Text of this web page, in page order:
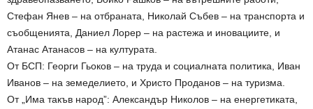
Стефан Янев – на отбраната, Николай Събев – на транспорта и
съобщенията, Даниел Лорер – на растежа и иновациите, и
Атанас Атанасов – на културата.
От БСП: Георги Гьоков – на труда и социалната политика, Иван
Иванов – на земеделието, и Христо Проданов – на туризма.
От „Има такъв народ”: Александър Николов – на енергетиката,